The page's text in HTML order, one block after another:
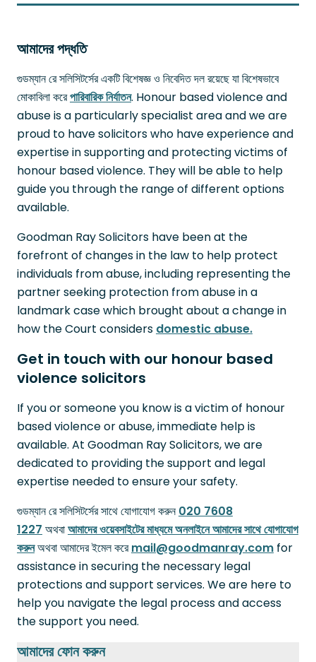
আমাদের পদ্ধতি
গুডম্যান রে সলিসিটর্সের একটি বিশেষজ্ঞ ও নিবেদিত দল রয়েছে যা বিশেষভাবে
মোকাবিলা করেপারিবারিক নির্যাতন. Honour based violence and
abuse is a particularly specialist area and we are
proud to have solicitors who have experience and
expertise in supporting and protecting victims of
honour based violence. They will be able to help
guide you through the range of different options
available.
Goodman Ray Solicitors have been at the
forefront of changes in the law to help protect
individuals from abuse, including representing the
partner seeking protection from abuse in a
landmark case which brought about a change in
how the Court considers domestic abuse.
Get in touch with our honour based
violence solicitors
If you or someone you know is a victim of honour
based violence or abuse, immediate help is
available. At Goodman Ray Solicitors, we are
dedicated to providing the support and legal
expertise needed to ensure your safety.
গুডম্যান রে সলিসিটর্সের সাথে যোগাযোগ করুন020 7608
1227 অথবাআমাদের ওয়েবসাইটের মাধ্যমে অনলাইনে আমাদের সাথে যোগাযোগ
করুনঅথবা আমাদের ইমেল করেmail@goodmanray.com for
assistance in securing the necessary legal
protections and support services. We are here to
help you navigate the legal process and access
the support you need.
আমাদের ফোন করুন